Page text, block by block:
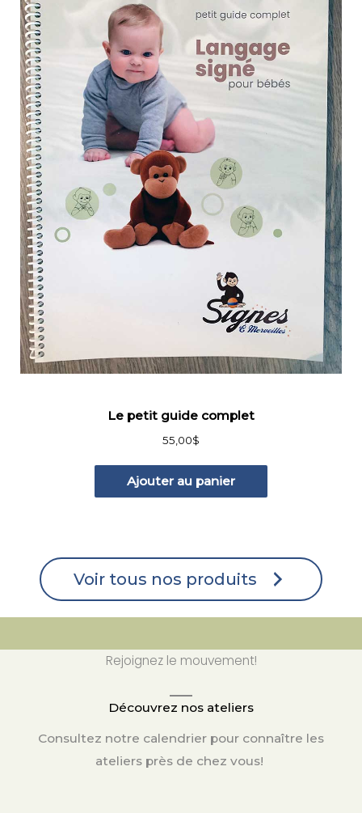
Le petit guide complet
55,00$
Ajouter au panier
Voir tous nos produits
Rejoignez le mouvement!
Découvrez nos ateliers
Consultez notre calendrier pour connaître les
ateliers près de chez vous!